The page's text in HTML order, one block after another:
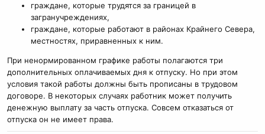
граждане, которые трудятся за границей в
загранучреждениях,
граждане, которые работают в районах Крайнего Севера,
местностях, приравненных к ним.
При ненормированном графике работы полагаются три
дополнительных оплачиваемых дня к отпуску. Но при этом
условия такой работы должны быть прописаны в трудовом
договоре. В некоторых случаях работник может получить
денежную выплату за часть отпуска. Совсем отказаться от
отпуска он не имеет права.